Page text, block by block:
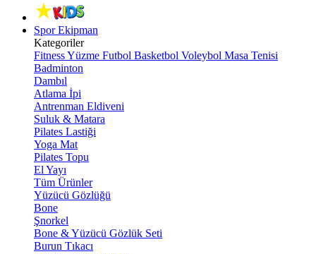
Spor Ekipman
Kategoriler
FitnessYüzme Futbol Basketbol Voleybol Masa Tenisi
Badminton
Dambıl
Atlama İpi
Antrenman Eldiveni
Suluk & Matara
Pilates Lastiği
Yoga Mat
Pilates Topu
El Yayı
Tüm Ürünler
Yüzücü Gözlüğü
Bone
Şnorkel
Bone & Yüzücü Gözlük Seti
Burun Tıkacı